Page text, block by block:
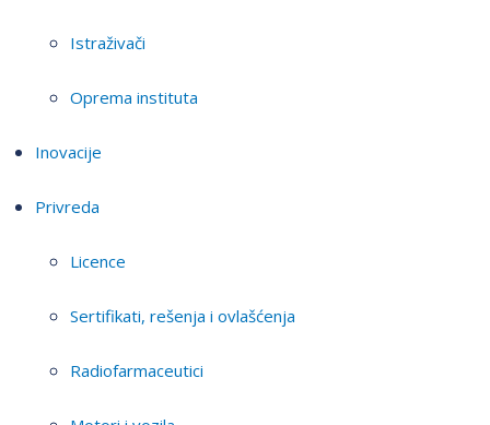
Istraživači
Oprema instituta
Inovacije
Privreda
Licence
Sertifikati, rešenja i ovlašćenja
Radiofarmaceutici